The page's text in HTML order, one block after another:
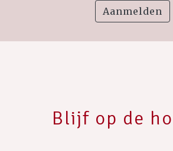
Aanmelden
Blijf op de